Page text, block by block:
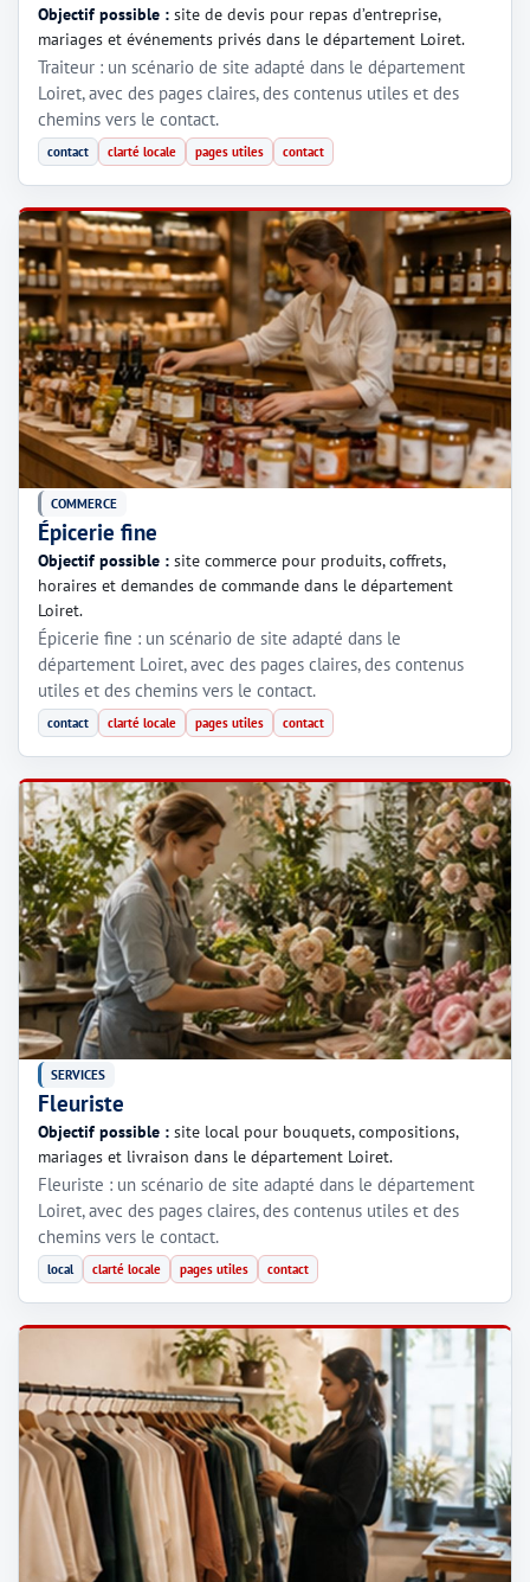
Objectif possible : site de devis pour repas d’entreprise,
mariages et événements privés dans le département Loiret.
Traiteur : un scénario de site adapté dans le département
Loiret, avec des pages claires, des contenus utiles et des
chemins vers le contact.
contact clarté locale pages utiles contact
COMMERCE
Épicerie fine
Objectif possible : site commerce pour produits, coffrets,
horaires et demandes de commande dans le département
Loiret.
Épicerie fine : un scénario de site adapté dans le
département Loiret, avec des pages claires, des contenus
utiles et des chemins vers le contact.
contact clarté locale pages utiles contact
SERVICES
Fleuriste
Objectif possible : site local pour bouquets, compositions,
mariages et livraison dans le département Loiret.
Fleuriste : un scénario de site adapté dans le département
Loiret, avec des pages claires, des contenus utiles et des
chemins vers le contact.
local clarté locale pages utiles contact